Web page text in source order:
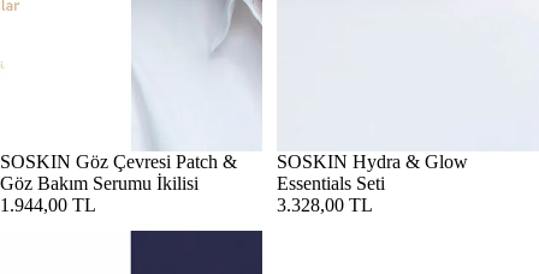
Tükendi
SOSKIN Göz Çevresi Patch &
Göz Bakım Serumu İkilisi
1.944,00 TL
SOSKIN Hydra & Glow
Essentials Seti
3.328,00 TL